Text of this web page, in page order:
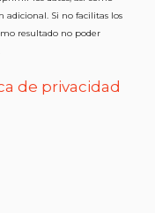
adicional. Si no facilitas los
resultado no poder
de privacidad